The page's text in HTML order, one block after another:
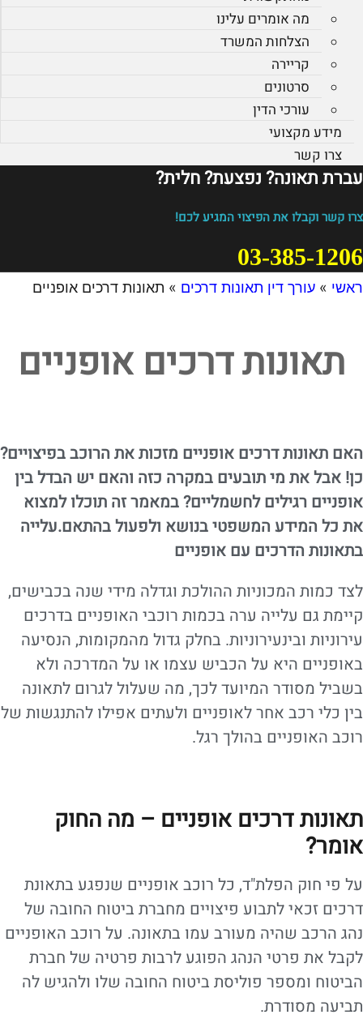
מה אומרים עלינו
הצלחות המשרד
קריירה
סרטונים
עורכי הדין
מידע מקצועי
צרו קשר
עברת תאונה? נפצעת? חלית?​
צרו קשר וקבלו את הפיצוי המגיע לכם!
03-385-1206
ראשי » עורך דין תאונות דרכים » תאונות דרכים אופניים
תאונות דרכים אופניים
האם תאונות דרכים אופניים מזכות את הרוכב בפיצויים?
כן! אבל את מי תובעים במקרה כזה והאם יש הבדל בין
אופניים רגילים לחשמליים? במאמר זה תוכלו למצוא
את כל המידע המשפטי בנושא ולפעול בהתאם.עלייה
בתאונות הדרכים עם אופניים
לצד כמות המכוניות ההולכת וגדלה מידי שנה בכבישים,
קיימת גם עלייה ערה בכמות רוכבי האופניים בדרכים
עירוניות ובינעירוניות. בחלק גדול מהמקומות, הנסיעה
באופניים היא על הכביש עצמו או על המדרכה ולא
בשביל מסודר המיועד לכך, מה שעלול לגרום לתאונה
בין כלי רכב אחר לאופניים ולעתים אפילו להתנגשות של
רוכב האופניים בהולך רגל.
תאונות דרכים אופניים – מה החוק
אומר?
על פי חוק הפלת"ד, כל רוכב אופניים שנפגע בתאונת
דרכים זכאי לתבוע פיצויים מחברת ביטוח החובה של
נהג הרכב שהיה מעורב עמו בתאונה. על רוכב האופניים
לקבל את פרטי הנהג הפוגע לרבות פרטיה של חברת
הביטוח ומספר פוליסת ביטוח החובה שלו ולהגיש לה
תביעה מסודרת.